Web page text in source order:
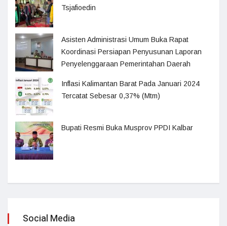
Tsjafioedin
Asisten Administrasi Umum Buka Rapat
Koordinasi Persiapan Penyusunan Laporan
Penyelenggaraan Pemerintahan Daerah
Inflasi Kalimantan Barat Pada Januari 2024
Tercatat Sebesar 0,37% (Mtm)
Bupati Resmi Buka Musprov PPDI Kalbar
Social Media